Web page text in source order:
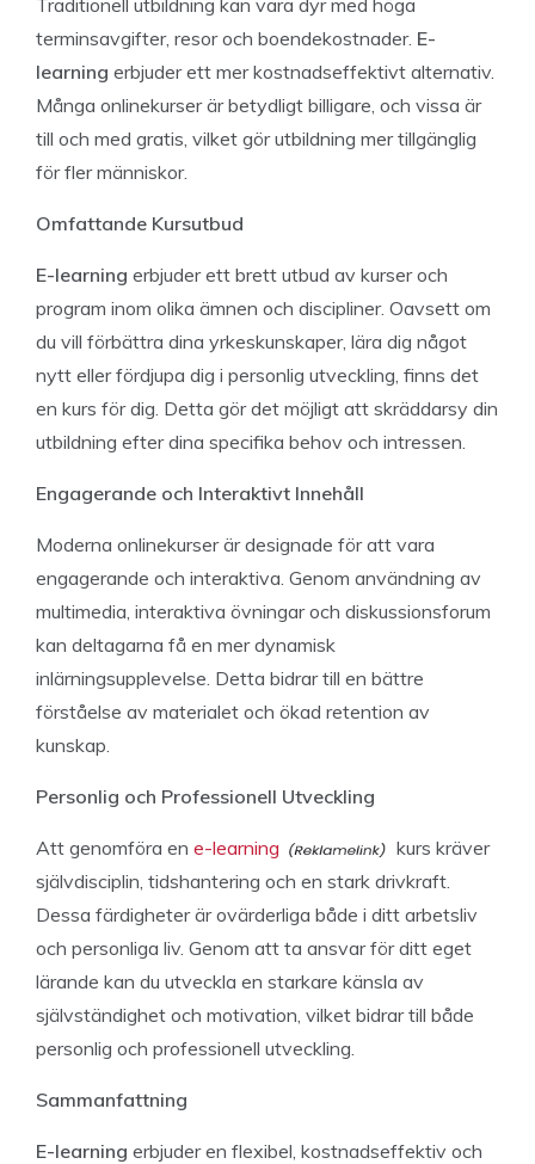
Traditionell utbildning kan vara dyr med höga
terminsavgifter, resor och boendekostnader. E-
learning erbjuder ett mer kostnadseffektivt alternativ.
Många onlinekurser är betydligt billigare, och vissa är
till och med gratis, vilket gör utbildning mer tillgänglig
för fler människor.
Omfattande Kursutbud
E-learning erbjuder ett brett utbud av kurser och
program inom olika ämnen och discipliner. Oavsett om
du vill förbättra dina yrkeskunskaper, lära dig något
nytt eller fördjupa dig i personlig utveckling, finns det
en kurs för dig. Detta gör det möjligt att skräddarsy din
utbildning efter dina specifika behov och intressen.
Engagerande och Interaktivt Innehåll
Moderna onlinekurser är designade för att vara
engagerande och interaktiva. Genom användning av
multimedia, interaktiva övningar och diskussionsforum
kan deltagarna få en mer dynamisk
inlärningsupplevelse. Detta bidrar till en bättre
förståelse av materialet och ökad retention av
kunskap.
Personlig och Professionell Utveckling
Att genomföra en e-learning
kurs kräver
självdisciplin, tidshantering och en stark drivkraft.
Dessa färdigheter är ovärderliga både i ditt arbetsliv
och personliga liv. Genom att ta ansvar för ditt eget
lärande kan du utveckla en starkare känsla av
självständighet och motivation, vilket bidrar till både
personlig och professionell utveckling.
Sammanfattning
E-learning erbjuder en flexibel, kostnadseffektiv och